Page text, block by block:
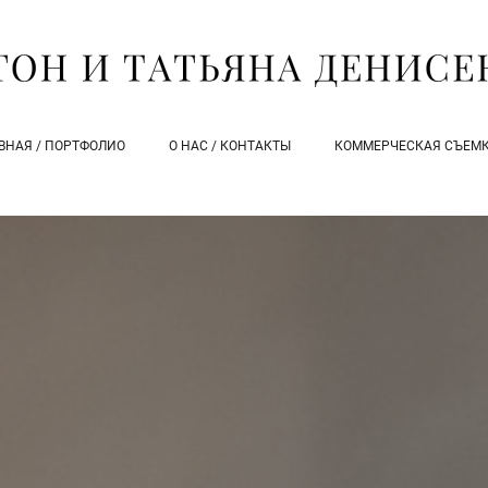
/ ПОРТФОЛИО О НАС / КОНТАКТЫ КОММЕРЧЕСКАЯ